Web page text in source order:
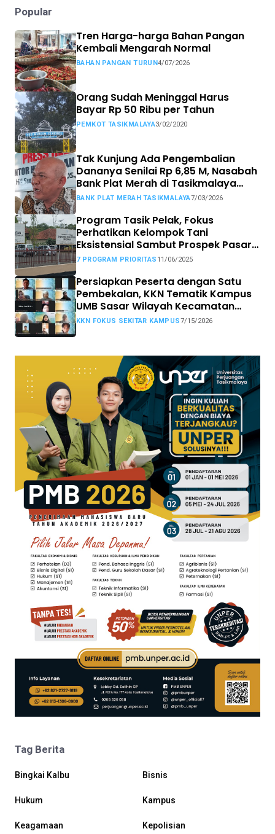
Popular
Tren Harga-harga Bahan Pangan
Kembali Mengarah Normal
BAHAN PANGAN TURUN4/07/2026
Orang Sudah Meninggal Harus
Bayar Rp 50 Ribu per Tahun
PEMKOT TASIKMALAYA3/02/2020
Tak Kunjung Ada Pengembalian
Dananya Senilai Rp 6,85 M, Nasabah
Bank Plat Merah di Tasikmalaya
Siap Tempuh Jalur Hukum.
BANK PLAT MERAH TASIKMALAYA7/03/2026
Program Tasik Pelak, Fokus
Perhatikan Kelompok Tani
Eksistensial Sambut Prospek Pasar
MBG
7 PROGRAM PRIORITAS 11/06/2025
Persiapkan Peserta dengan Satu
Pembekalan, KKN Tematik Kampus
UMB Sasar Wilayah Kecamatan
Sekitar Kampus
KKN FOKUS SEKITAR KAMPUS7/15/2026
Tag Berita
Bingkai Kalbu Bisnis
Hukum Kampus
Keagamaan Kepolisian